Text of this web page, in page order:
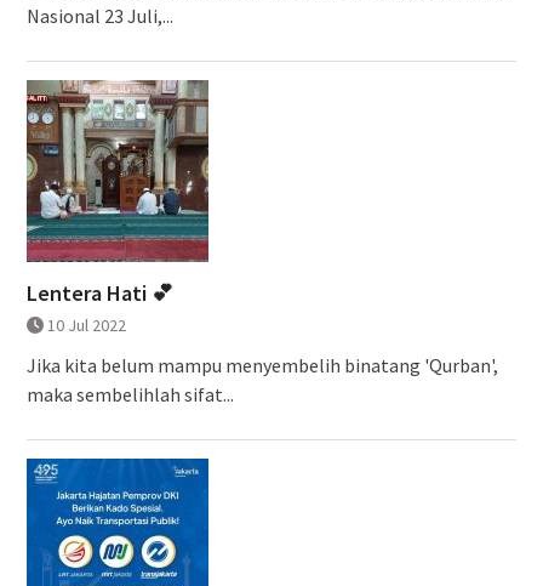
Nasional 23 Juli,...
Lentera Hati 💕
10 Jul 2022
Jika kita belum mampu menyembelih binatang 'Qurban',
maka sembelihlah sifat...